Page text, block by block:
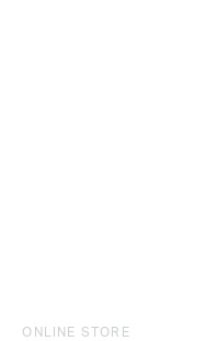
ONLINE STORE